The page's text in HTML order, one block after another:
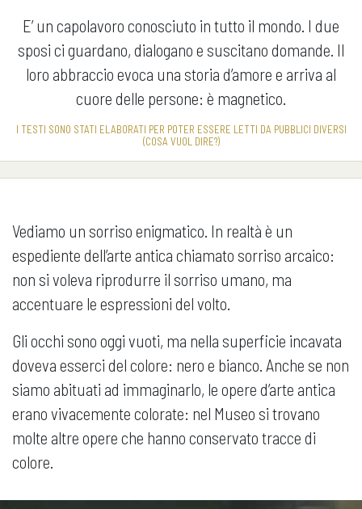
E’ un capolavoro conosciuto in tutto il mondo. I due
sposi ci guardano, dialogano e suscitano domande. Il
loro abbraccio evoca una storia d’amore e arriva al
cuore delle persone: è magnetico.
I TESTI SONO STATI ELABORATI PER POTER ESSERE LETTI DA PUBBLICI DIVERSI
(COSA VUOL DIRE?)
Vediamo un sorriso enigmatico. In realtà è un
espediente dell’arte antica chiamato sorriso arcaico:
non si voleva riprodurre il sorriso umano, ma
accentuare le espressioni del volto.
Gli occhi sono oggi vuoti, ma nella superficie incavata
doveva esserci del colore: nero e bianco. Anche se non
siamo abituati ad immaginarlo, le opere d’arte antica
erano vivacemente colorate: nel Museo si trovano
molte altre opere che hanno conservato tracce di
colore.